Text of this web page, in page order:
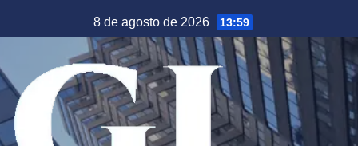
al
8 de agosto de 2026 13:59